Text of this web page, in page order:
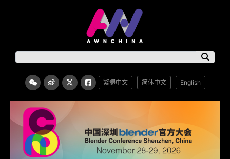
繁體中文 简体中文 English